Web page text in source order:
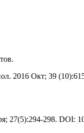
2016 Окт; 39
27(5):294-298. DOI: